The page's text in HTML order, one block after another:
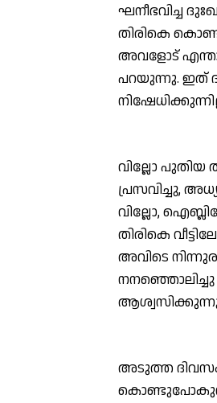
ഘനീഭവിച്ച
തിരികെ
അവളോട്
പറയുന്നു. ഇത്
വില്ലോ പുതിയ
പ്രസവിച്ചു,
വില്ലോ,
തിരികെ
അവിടെ
അടുത്ത ദിവസം